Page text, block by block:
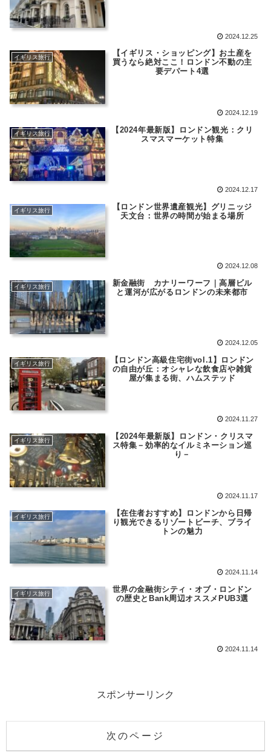
2024.12.25
イギリス旅行
【イギリス・ショッピング】お土産を
買うなら絶対ここ！ロンドン不動の主
要デパート4選
2024.12.19
イギリス旅行
【2024年最新版】ロンドン観光：クリ
スマスマーケット特集
2024.12.17
イギリス旅行
【ロンドン世界遺産観光】グリニッジ
天文台：世界の時間が始まる場所
2024.12.08
イギリス旅行
新金融街 カナリーワーフ｜高層ビル
と運河が広がるロンドンの未来都市
2024.12.05
イギリス旅行
【ロンドン高級住宅街vol.1】ロンドン
の自由が丘：オシャレな飲食店や雑貨
屋が集まる街、ハムステッド
2024.11.27
イギリス旅行
【2024年最新版】ロンドン・クリスマ
ス特集－効率的なイルミネーション巡
り－
2024.11.17
イギリス旅行
【在住者おすすめ】ロンドンから日帰
り観光できるリゾートビーチ、ブライ
トンの魅力
2024.11.14
イギリス旅行
世界の金融街シティ・オブ・ロンドン
の歴史とBank周辺オススメPUB3選
2024.11.14
スポンサーリンク
次のページ